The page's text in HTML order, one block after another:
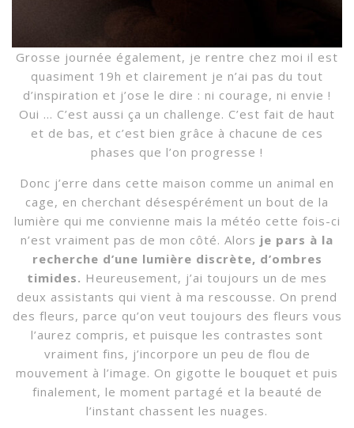
Grosse journée également, je rentre chez moi il est
quasiment 19h et clairement je n’ai pas du tout
d’inspiration et j’ose le dire : ni courage, ni envie !
Oui … C’est aussi ça un challenge. C’est fait de haut
et de bas, et c’est bien grâce à chacune de ces
phases que l’on progresse !
Donc j’erre dans cette maison comme un animal en
cage, en cherchant désespérément un bout de la
lumière qui me convienne mais la météo cette fois-ci
n’est vraiment pas de mon côté. Alors je pars à la
recherche d’une lumière discrète, d’ombres
timides. Heureusement, j’ai toujours un de mes
deux assistants qui vient à ma rescousse. On prend
des fleurs, parce qu’on veut toujours des fleurs vous
l’aurez compris, et puisque les contrastes sont
vraiment fins, j’incorpore un peu de flou de
mouvement à l’image. On gigotte le bouquet et puis
finalement, le moment partagé et la beauté de
l’instant chassent les nuages.